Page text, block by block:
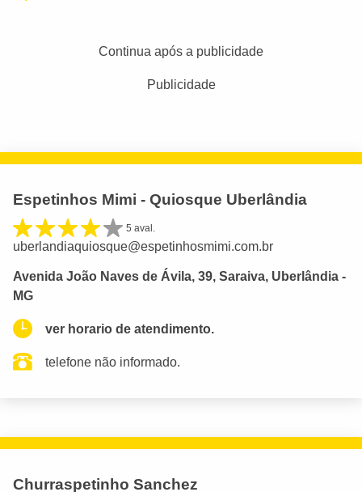
Continua após a publicidade
Publicidade
Espetinhos Mimi - Quiosque Uberlândia
5 aval.
uberlandiaquiosque@espetinhosmimi.com.br
Avenida João Naves de Ávila, 39, Saraiva, Uberlândia -
MG
ver horario de atendimento.
telefone não informado.
Churraspetinho Sanchez